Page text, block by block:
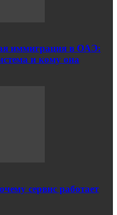
иммиграция в ОАЭ:
и кому она
сервис работает